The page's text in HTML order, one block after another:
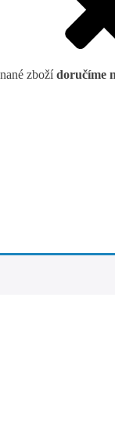
zbožídoručíme